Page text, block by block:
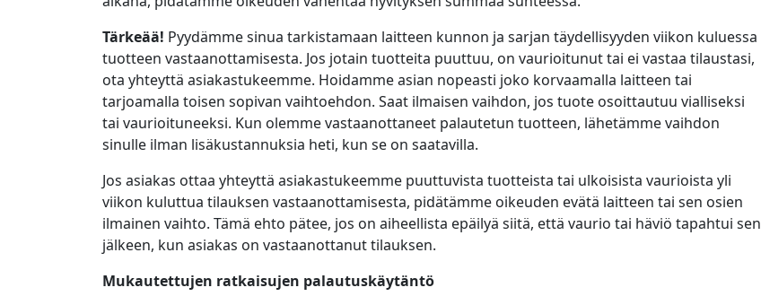
Tärkeää! Pyydämme sinua tarkistamaan laitteen kunnon ja sarjan täydellisyyden viikon kuluessa
tuotteen vastaanottamisesta. Jos jotain tuotteita puuttuu, on vaurioitunut tai ei vastaa tilaustasi,
ota yhteyttä asiakastukeemme. Hoidamme asian nopeasti joko korvaamalla laitteen tai
tarjoamalla toisen sopivan vaihtoehdon. Saat ilmaisen vaihdon, jos tuote osoittautuu vialliseksi
tai vaurioituneeksi. Kun olemme vastaanottaneet palautetun tuotteen, lähetämme vaihdon
sinulle ilman lisäkustannuksia heti, kun se on saatavilla.
Jos asiakas ottaa yhteyttä asiakastukeemme puuttuvista tuotteista tai ulkoisista vaurioista yli
viikon kuluttua tilauksen vastaanottamisesta, pidätämme oikeuden evätä laitteen tai sen osien
ilmainen vaihto. Tämä ehto pätee, jos on aiheellista epäilyä siitä, että vaurio tai häviö tapahtui sen
jälkeen, kun asiakas on vastaanottanut tilauksen.
Mukautettujen ratkaisujen palautuskäytäntö